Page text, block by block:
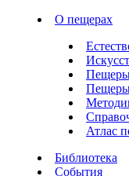
О пещерах
Пещеры
Атлас
Библиотека
События